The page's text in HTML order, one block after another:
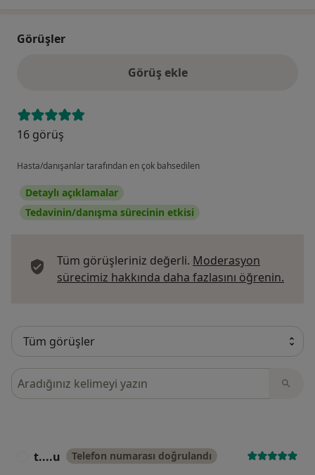
Görüşler
Görüş ekle
16 görüş
Hasta/danışanlar tarafından en çok bahsedilen
Detaylı açıklamalar
Tedavinin/danışma sürecinin etkisi
Tüm görüşleriniz değerli. Moderasyon
sürecimiz hakkında daha fazlasını öğrenin.
Görüşler içerisinde ara
t....u Telefon numarası doğrulandı